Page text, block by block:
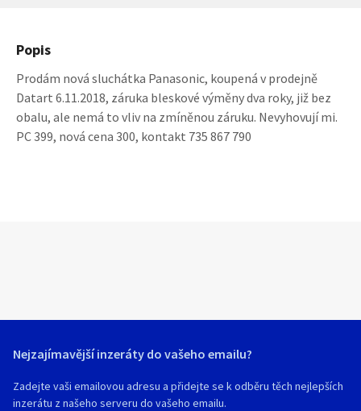
Popis
Prodám nová sluchátka Panasonic, koupená v prodejně
Datart 6.11.2018, záruka bleskové výměny dva roky, již bez
obalu, ale nemá to vliv na zmíněnou záruku. Nevyhovují mi.
PC 399, nová cena 300, kontakt 735 867 790
Nejzajímavější inzeráty do vašeho emailu?
Zadejte vaši emailovou adresu a přidejte se k odběru těch nejlepších
inzerátu z našeho serveru do vašeho emailu.